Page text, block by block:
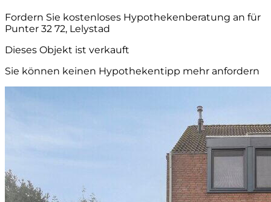
Fordern Sie kostenloses Hypothekenberatung an für
Punter 32 72, Lelystad
Dieses Objekt ist verkauft
Sie können keinen Hypothekentipp mehr anfordern